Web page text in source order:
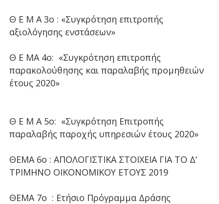
Θ Ε Μ Α 3ο : «Συγκρότηση επιτροπής
αξιολόγησης ενστάσεων»
Θ Ε ΜΑ 4ο: «Συγκρότηση επιτροπής
παρακολούθησης και παραλαβής προμηθειών
έτους 2020»
Θ Ε Μ Α 5ο: «Συγκρότηση Επιτροπής
παραλαβής παροχής υπηρεσιών έτους 2020»
ΘΕΜΑ 6ο : ΑΠΟΛΟΓΙΣΤΙΚΑ ΣΤΟΙΧΕΙΑ ΓΙΑ ΤΟ Δ’
ΤΡΙΜΗΝΟ ΟΙΚΟΝΟΜΙΚΟΥ ΕΤΟΥΣ 2019
ΘΕΜΑ 7ο : Ετήσιο Πρόγραμμα Δράσης